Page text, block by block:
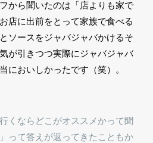
から聞いたのは「店よりも家で
店に出前をとって家族で食べる
ソースをジャバジャバかけるそ
が引きつつ実際にジャバジャバ
においしかったです（笑）。
くならどこがオススメかって聞
って答えが返ってきたこともか